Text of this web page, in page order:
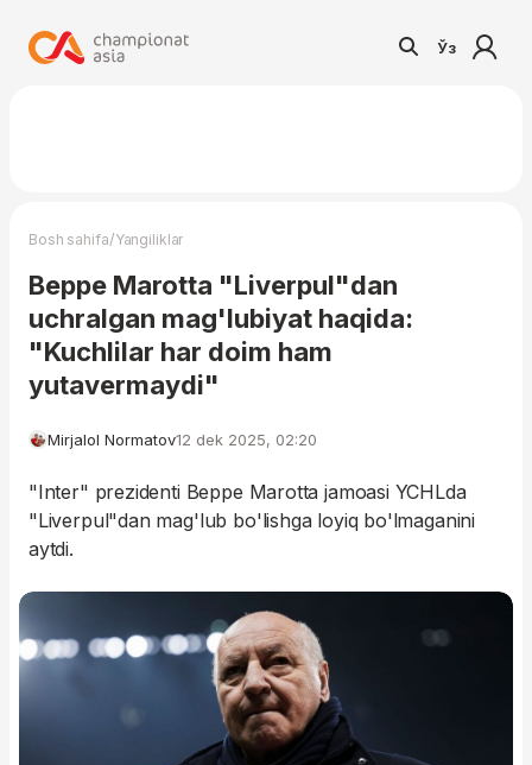
Ўз
Bosh sahifa/Yangiliklar
Beppe Marotta "Liverpul"dan
uchralgan mag'lubiyat haqida:
"Kuchlilar har doim ham
yutavermaydi"
Mirjalol Normatov12 dek 2025, 02:20
"Inter" prezidenti Beppe Marotta jamoasi YCHLda
"Liverpul"dan mag'lub bo'lishga loyiq bo'lmaganini
aytdi.